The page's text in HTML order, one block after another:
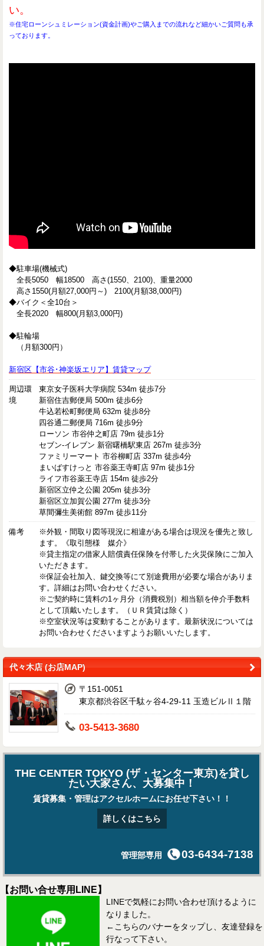
い。
※住宅ローンシュミレーション(資金計画)やご購入までの流れなど細かいご質問も承
っております。
◆駐車場(機械式)
全長5050 幅18500 高さ(1550、2100)、重量2000
高さ1550(月額27,000円～) 2100(月額38,000円)
◆バイク＜全10台＞
全長2020 幅800(月額3,000円)
◆駐輪場
（月額300円）
新宿区【市谷･神楽坂エリア】賃貸マップ
周辺環
境
東京女子医科大学病院 534m 徒歩7分
新宿住吉郵便局 500m 徒歩6分
牛込若松町郵便局 632m 徒歩8分
四谷通二郵便局 716m 徒歩9分
ローソン 市谷仲之町店 79m 徒歩1分
セブン-イレブン 新宿曙橋駅東店 267m 徒歩3分
ファミリーマート 市谷柳町店 337m 徒歩4分
まいばすけっと 市谷薬王寺町店 97m 徒歩1分
ライフ市谷薬王寺店 154m 徒歩2分
新宿区立仲之公園 205m 徒歩3分
新宿区立加賀公園 277m 徒歩3分
草間彌生美術館 897m 徒歩11分
備考
※外観・間取り図等現況に相違がある場合は現況を優先と致し
ます。《取引態様 媒介》
※貸主指定の借家人賠償責任保険を付帯した火災保険にご加入
いただきます。
※保証会社加入、鍵交換等にて別途費用が必要な場合がありま
す。詳細はお問い合わせください。
※ご契約時に賃料の1ヶ月分（消費税別）相当額を仲介手数料
として頂戴いたします。（ＵＲ賃貸は除く）
※空室状況等は変動することがあります。最新状況については
お問い合わせくださいますようお願いいたします。
代々木店 (お店MAP)
〒151-0051
東京都渋谷区千駄ヶ谷4-29-11 玉造ビルⅡ１階
03-5413-3680
THE CENTER TOKYO (ザ・センター東京)を貸し
たい大家さん、大募集中！
賃貸募集・管理はアクセルホームにお任せ下さい！！
詳しくはこちら
管理部専用 03-6434-7138
【お問い合せ専用LINE】
LINEで気軽にお問い合わせ頂けるように
なりました。
←こちらのバナーをタップし、友達登録を
行なって下さい。